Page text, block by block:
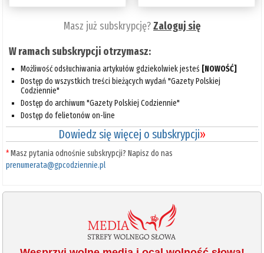
Masz już subskrypcję?Zaloguj się
W ramach subskrypcji otrzymasz:
Możliwość odsłuchiwania artykułów gdziekolwiek jesteś [NOWOŚĆ]
Dostęp do wszystkich treści bieżących wydań "Gazety Polskiej
Codziennie"
Dostęp do archiwum "Gazety Polskiej Codziennie"
Dostęp do felietonów on-line
Dowiedz się więcej o subskrypcji»
*Masz pytania odnośnie subskrypcji? Napisz do nas
prenumerata@gpcodziennie.pl